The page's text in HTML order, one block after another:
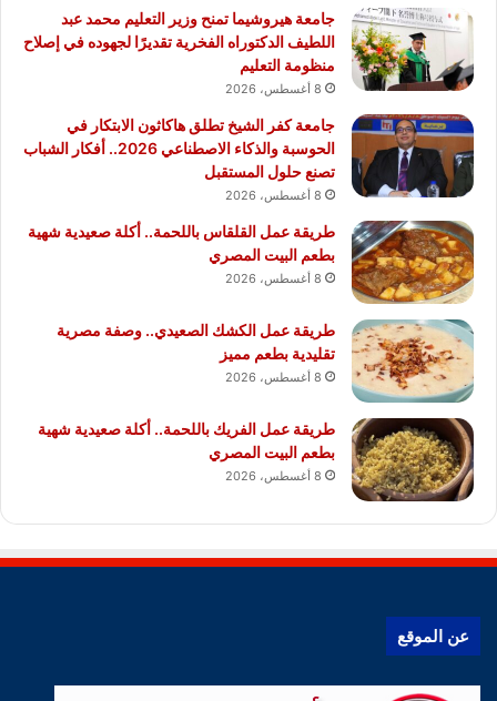
جامعة هيروشيما تمنح وزير التعليم محمد عبد
اللطيف الدكتوراه الفخرية تقديرًا لجهوده في إصلاح
منظومة التعليم
8 أغسطس، 2026
جامعة كفر الشيخ تطلق هاكاثون الابتكار في
الحوسبة والذكاء الاصطناعي 2026.. أفكار الشباب
تصنع حلول المستقبل
8 أغسطس، 2026
طريقة عمل القلقاس باللحمة.. أكلة صعيدية شهية
بطعم البيت المصري
8 أغسطس، 2026
طريقة عمل الكشك الصعيدي.. وصفة مصرية
تقليدية بطعم مميز
8 أغسطس، 2026
طريقة عمل الفريك باللحمة.. أكلة صعيدية شهية
بطعم البيت المصري
8 أغسطس، 2026
عن الموقع